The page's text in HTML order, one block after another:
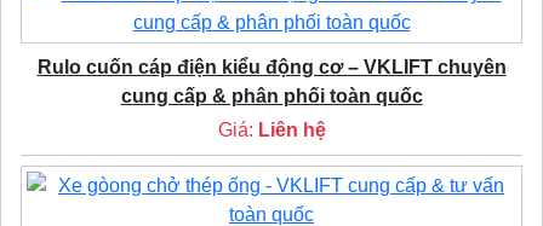
Rulo cuốn cáp điện kiểu động cơ – VKLIFT chuyên
cung cấp & phân phối toàn quốc
Giá: Liên hệ